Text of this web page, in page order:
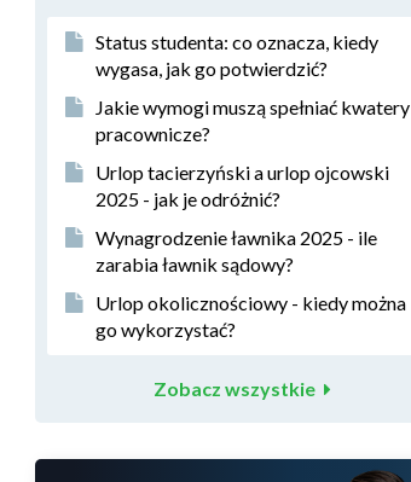
Status studenta: co oznacza, kiedy
wygasa, jak go potwierdzić?
Jakie wymogi muszą spełniać kwatery
pracownicze?
Urlop tacierzyński a urlop ojcowski
2025 - jak je odróżnić?
Wynagrodzenie ławnika 2025 - ile
zarabia ławnik sądowy?
Urlop okolicznościowy - kiedy można
go wykorzystać?
Zobacz wszystkie